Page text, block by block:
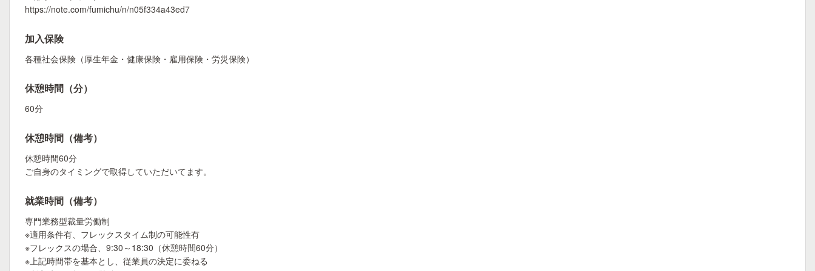
https://note.com/fumichu/n/n05f334a43ed7
加入保険
各種社会保険（厚生年金・健康保険・雇用保険・労災保険）
休憩時間（分）
60分
休憩時間（備考）
休憩時間60分
ご自身のタイミングで取得していただいてます。
就業時間（備考）
専門業務型裁量労働制
※適用条件有、フレックスタイム制の可能性有
※フレックスの場合、9:30～18:30（休憩時間60分）
※上記時間帯を基本とし、従業員の決定に委ねる